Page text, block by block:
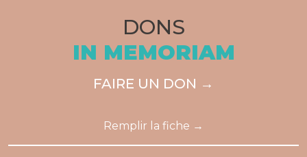
DONS
IN MEMORIAM
FAIRE UN DON →
Remplir la fiche →